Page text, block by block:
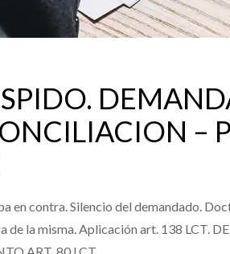
–
en contra. Silencio del demandado.
la misma. Aplicación art. 138 LCT.